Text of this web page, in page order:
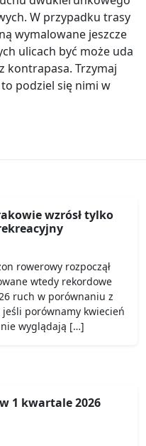
W przypadku trasy
wymalowane jeszcze
ulicach być może uda
kontrapasa. Trzymaj
podziel się nimi w
wzrósł tylko
rowerowy rozpoczął
wtedy rekordowe
ruch w porównaniu z
jeśli porównamy kwiecień
wyglądają […]
1 kwartale 2026